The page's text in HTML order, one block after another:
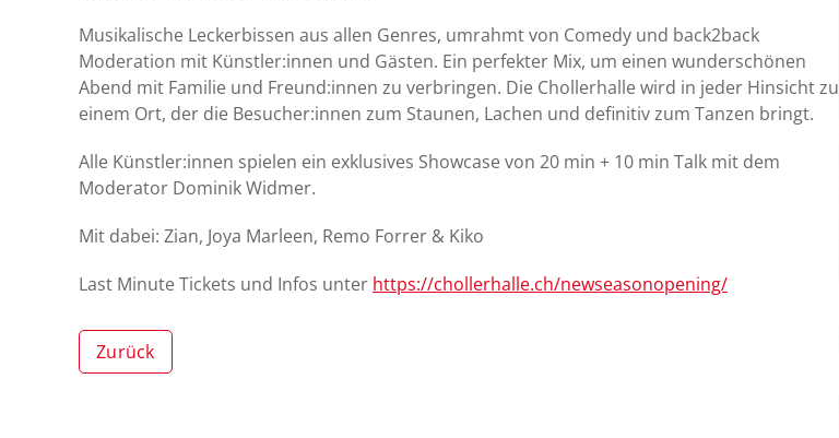
Musikalische Leckerbissen aus allen Genres, umrahmt von Comedy und back2back
Moderation mit Künstler:innen und Gästen. Ein perfekter Mix, um einen wunderschönen
Abend mit Familie und Freund:innen zu verbringen. Die Chollerhalle wird in jeder Hinsicht zu
einem Ort, der die Besucher:innen zum Staunen, Lachen und definitiv zum Tanzen bringt.
Alle Künstler:innen spielen ein exklusives Showcase von 20 min + 10 min Talk mit dem
Moderator Dominik Widmer.
Mit dabei: Zian, Joya Marleen, Remo Forrer & Kiko
Last Minute Tickets und Infos unter https://chollerhalle.ch/newseasonopening/
Zurück